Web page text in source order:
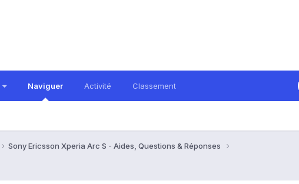
Naviguer Activité Classement
Sony Ericsson Xperia Arc S - Aides, Questions & Réponses